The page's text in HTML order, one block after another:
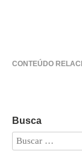
CONTEÚDO
Busca